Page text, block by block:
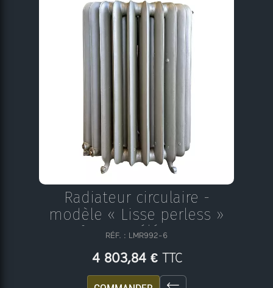
Radiateur circulaire -
modèle « Lisse perless »
N°26 - 24 éléments
RÉF. : LMR992-6
4 803,84 € TTC